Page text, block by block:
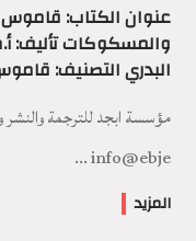
عنوان الكتاب: قاموس
والمسكوكات تأليف:
البدري التصنيف:
info@ebje ...
المزيد